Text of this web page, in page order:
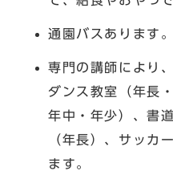
通園バスあります
専門の講師により
ダンス教室（年長
年中・年少）、書
（年長）、サッカ
ます。